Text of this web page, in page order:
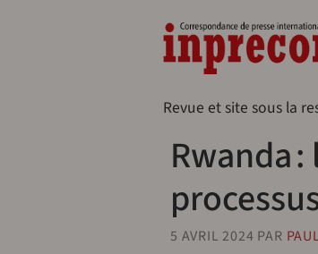
Revue et site sous la
Rwanda
5 AVRIL 2024 PAR